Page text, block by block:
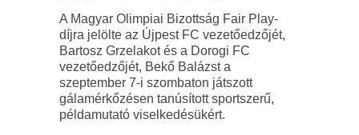
A Magyar Olimpiai Bizottság Fair Play-
díjra jelölte az Újpest FC vezetőedzőjét,
Bartosz Grzelakot és a Dorogi FC
vezetőedzőjét, Bekő Balázst a
szeptember 7-i szombaton játszott
gálamérkőzésen tanúsított sportszerű,
példamutató viselkedésükért.